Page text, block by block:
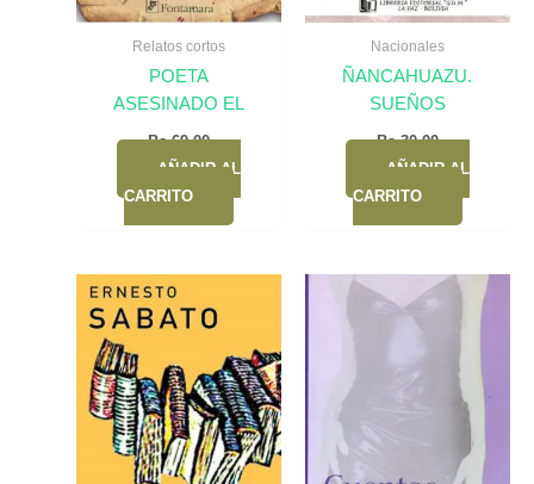
Relatos cortos
POETA
ASESINADO EL
Bs.69,00
AÑADIR AL
CARRITO
Nacionales
ÑANCAHUAZU.
SUEÑOS
Bs.30,00
AÑADIR AL
CARRITO